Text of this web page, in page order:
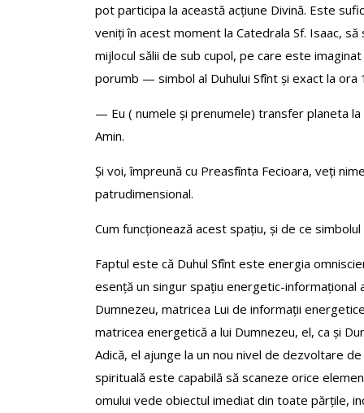
pot participa la această acțiune Divină. Este
veniți în acest moment la Catedrala Sf. Isaac, să
mijlocul sălii de sub cupol, pe care este imaginat
porumb — simbol al Duhului Sfînt și exact la
— Eu ( numele și prenumele) transfer planeta
Amin.
Și voi, împreună cu Preasfînta Fecioara, veți
patrudimensional.
Cum funcționează acest spațiu, și de ce
Faptul este că Duhul Sfînt este energia
esență un singur spațiu energetic-
Dumnezeu, matricea Lui de informații
matricea energetică a lui Dumnezeu, el, ca și
Adică, el ajunge la un nou nivel de dezvoltare
spirituală este capabilă să scaneze orice
omului vede obiectul imediat din toate părțile,